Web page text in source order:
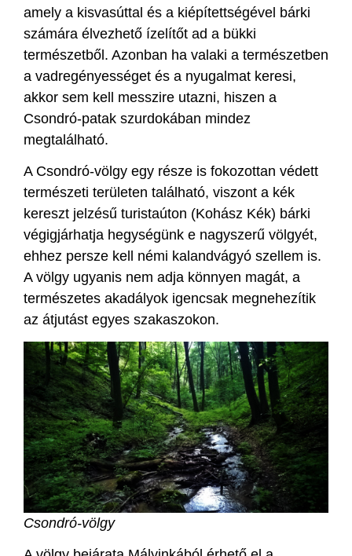
amely a kisvasúttal és a kiépítettségével bárki
számára élvezhető ízelítőt ad a bükki
természetből. Azonban ha valaki a természetben
a vadregényességet és a nyugalmat keresi,
akkor sem kell messzire utazni, hiszen a
Csondró-patak szurdokában mindez
megtalálható.
A Csondró-völgy egy része is fokozottan védett
természeti területen található, viszont a kék
kereszt jelzésű turistaúton (Kohász Kék) bárki
végigjárhatja hegységünk e nagyszerű völgyét,
ehhez persze kell némi kalandvágyó szellem is.
A völgy ugyanis nem adja könnyen magát, a
természetes akadályok igencsak megnehezítik
az átjutást egyes szakaszokon.
Csondró-völgy